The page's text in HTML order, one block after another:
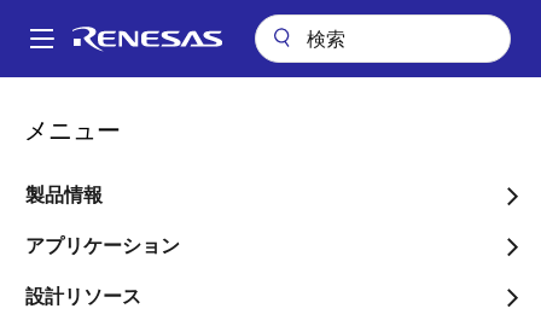
ン
Main
メニュー
製品情報
アプリケーション
設計リソース
パ
ン
く
ず
QE for BLE[RA] チュートリアル: Keil® MDK向け QE for BLE の使用方
QE for BLE[RA] チュートリ
アル: Keil® MDK向け QE for
BLE の使用方法